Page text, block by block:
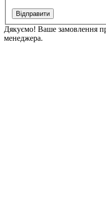
Відправити
Дякуємо! Ваше замовлення
менеджера.